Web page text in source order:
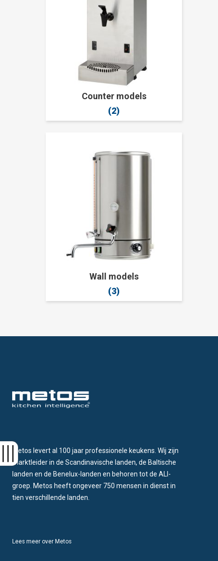
Counter models
(2)
Wall models
(3)
Metos levert al 100 jaar professionele keukens. Wij zijn
marktleider in de Scandinavische landen, de Baltische
landen en de Benelux-landen en behoren tot de ALI-
groep. Metos heeft ongeveer 750 mensen in dienst in
tien verschillende landen.
Lees meer over Metos